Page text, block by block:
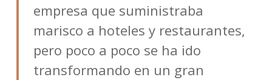
empresa que suministraba
marisco a hoteles y restaurantes,
pero poco a poco se ha ido
transformando en un gran